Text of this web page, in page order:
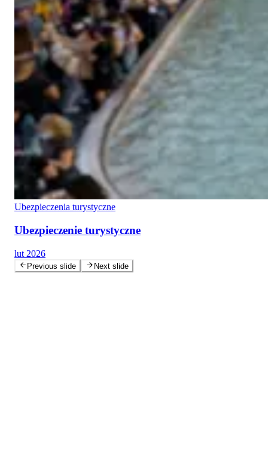
Ubezpieczenia turystyczne
Ubezpieczenie turystyczne
lut 2026
Previous slide Next slide